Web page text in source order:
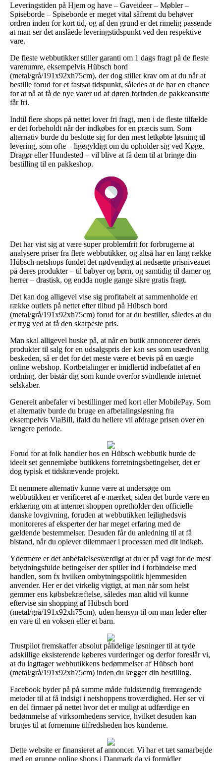
Leveringstiden på Hjem og have – Gaveideer – Møbler –
Spiseborde – Spiseborde er meget vital såfremt du behøver
ordren inden for kort tid, og af den grund er det rimelig passende
at man ser det anslåede leveringstidspunkt ved den respektive
vare.
De fleste webbutikker stiller garanti om 1 dags fragt på de fleste
varenumre, eksempelvis Hübsch bord
(metal/grå/191x92xh75cm), der dog stiller krav om at du når at
bestille forud for et fastsat tidspunkt, således at de har en chance
for at nå at få de nye varer ud af døren forinden de pakkeansatte
får fri.
Indtil flere shops på nettet lover fri fragt, men i de fleste tilfælde
er det forbeholdt når der indkøbes for en præcis sum. Som
alternativ burde du beslutte sig for den mest letkøbte løsning til
levering, som ofte – ligegyldigt om du opholder sig ved Køge,
Dragør eller Hundested – vil blive at få dem til at bringe din
bestilling til en pakkeshop.
Det har vist sig at være super problemfrit for forbrugerne at
analysere priser fra flere webbutikker, og altså har en lang række
Hübsch netshops fundet det nødvendigt at nedsætte prisniveauet
på deres produkter – til babyer og børn, og samtidig til damer og
herrer – drastisk, og endda nogle gange sikre gratis fragt.
Det kan dog alligevel vise sig profitabelt at sammenholde en
række outlets på nettet efter tilbud på Hübsch bord
(metal/grå/191x92xh75cm) forud for at du bestiller, således at du
er tryg ved at få den skarpeste pris.
Man skal alligevel huske på, at når en butik annoncerer deres
produkter til salg for en udsalgspris der kan ses som usædvanlig
beskeden, så er det for det meste være et bevis på en uægte
online webshop. Kortbetalinger er imidlertid indbefattet af en
ordning, der bistår dig som kunde overfor svindlende internet
selskaber.
Generelt anbefaler vi bestillinger med kort eller MobilePay. Som
et alternativ burde du bruge en afbetalingsløsning fra
eksempelvis ViaBill, ifald du hellere vil afdrage prisen over en
længere periode.
Forud for at folk handler hos en Hübsch webbutik burde de
ideelt set gennemløbe butikkens forretningsbetingelser, det er
dog typisk et tidskrævende projekt.
Et nemmere alternativ kunne være at undersøge om
webbutikken er verificeret af e-mærket, siden det burde være en
erklæring om at internet shoppen opretholder den officielle
danske lovgivning, foruden at webbutikken lejlighedsvis
monitoreres af eksperter der har meget erfaring med de
gældende bestemmelser. Desuden får du anledning til at få
bistand, når du oplever dilemmaer i processen med dit indkøb.
Ydermere er det anbefalelsesværdigt at du er på vagt for de mest
betydningsfulde betingelser der spiller ind i forbindelse med
handlen, som fx hvilken ombytningspolitik hjemmesiden
anvender. Her er det virkelig vigtigt, at man når som helst
gemmer ens købsbekræftelse, således man altid vil kunne
eftervise sin shopping af Hübsch bord
(metal/grå/191x92xh75cm), uden hensyn til om man leder efter
en vare til en voksen eller et barn.
Trustpilot fremskaffer absolut pålidelige løsninger til at tyde
adskillige eksisterende køberes vurderinger og derfor foreslår vi,
at du iagttager webbutikkens bedømmelser af Hübsch bord
(metal/grå/191x92xh75cm) inden du lægger din bestilling.
Facebook byder på på samme måde fuldstændig fremragende
metoder til at få indsigt i netshoppens troværdighed. Her ser vi
en del firmaer på nettet hvor det er muligt at udfærdige en
bedømmelse af virksomhedens service, hvilket desuden kan
bruges til at fornemme tilfredsheden hos kunderne.
Dette website er finansieret af annoncer. Vi har et tæt samarbejde
med en gruppe online shops i Danmark da vi formidler